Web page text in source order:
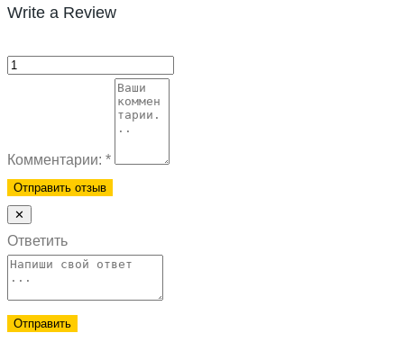
Write a Review
Комментарии: *
✕
Ответить